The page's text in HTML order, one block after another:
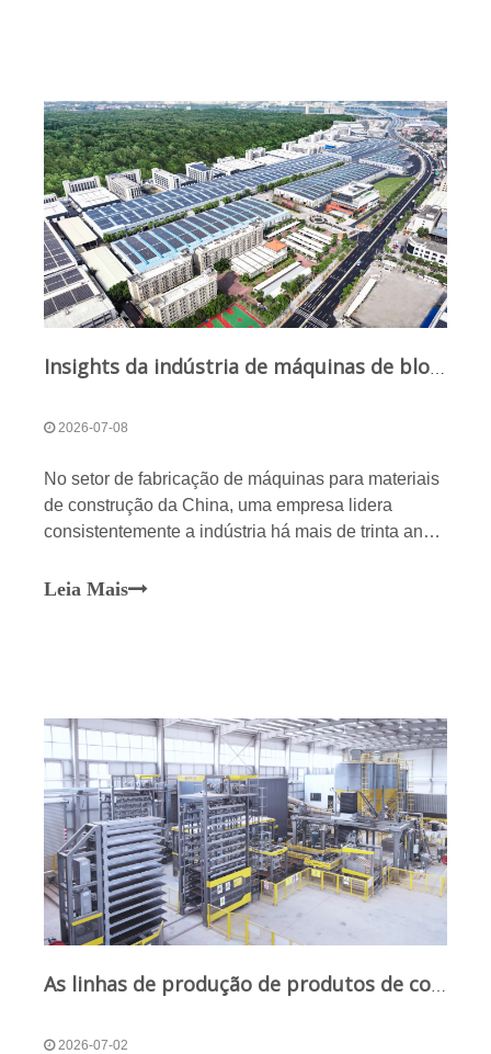
Insights da indústria de máquinas de blocos: vantagens competitivas dos líderes com base na capacidade e força técnica da Qunfeng
2026-07-08
No setor de fabricação de máquinas para materiais
de construção da China, uma empresa lidera
consistentemente a indústria há mais de trinta anos
Machinery Co., Ltd. Desde a sua criação em 1995,
Leia Mais
As linhas de produção de produtos de concreto da Qunfeng Machinery expandem os cenários de aplicação e a demanda do mercado por produtos de alvenaria
2026-07-02